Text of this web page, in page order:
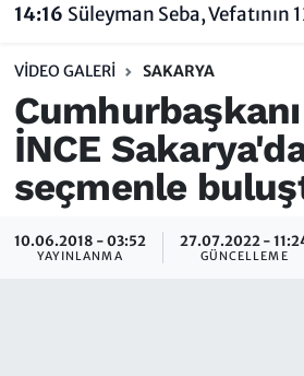
14:16 Süleyman Seba, Vefatının 12.
VIDEO GALERI SAKARYA
Cumhurbaşkanı
İNCE
seçmenle
10.06.2018 - 03:52
YAYINLANMA
27.07.2022 -
GÜNCELLEME
Sakarya
Nöbetçi Eczaneler
Vefat Edenler
Siyaset
Hakkında
Hendek Haber Reklam
Künye
Sakarya Trafik Yoğunluk
Tüm Manşetler
Son Dakika Haberleri
Haber Arşivi